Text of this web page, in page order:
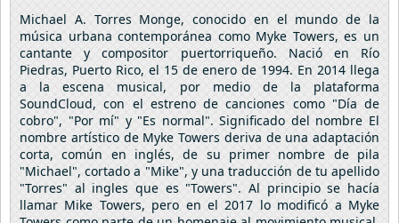
Michael A. Torres Monge, conocido en el mundo de la
música urbana contemporánea como Myke Towers, es un
cantante y compositor puertorriqueño. Nació en Río
Piedras, Puerto Rico, el 15 de enero de 1994. En 2014 llega
a la escena musical, por medio de la plataforma
SoundCloud, con el estreno de canciones como "Día de
cobro", "Por mí" y "Es normal". Significado del nombre El
nombre artístico de Myke Towers deriva de una adaptación
corta, común en inglés, de su primer nombre de pila
"Michael", cortado a "Mike", y una traducción de tu apellido
"Torres" al ingles que es "Towers". Al principio se hacía
llamar Mike Towers, pero en el 2017 lo modificó a Myke